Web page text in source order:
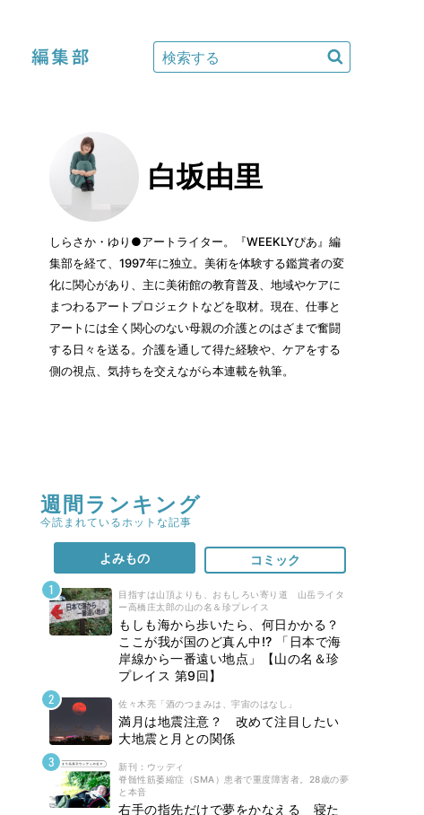
白坂由里
しらさか・ゆり●アートライター。『WEEKLYぴあ』編
集部を経て、1997年に独立。美術を体験する鑑賞者の変
化に関心があり、主に美術館の教育普及、地域やケアに
まつわるアートプロジェクトなどを取材。現在、仕事と
アートには全く関心のない母親の介護とのはざまで奮闘
する日々を送る。介護を通して得た経験や、ケアをする
側の視点、気持ちを交えながら本連載を執筆。
週間ランキング
今読まれているホットな記事
よみもの コミック
目指すは山頂よりも、おもしろい寄り道 山岳ライタ
ー高橋庄太郎の山の名＆珍プレイス
もしも海から歩いたら、何日かかる？
ここが我が国のど真ん中!? 「日本で海
岸線から一番遠い地点」【山の名＆珍
プレイス 第9回】
佐々木亮「酒のつまみは、宇宙のはなし」
満月は地震注意？ 改めて注目したい
大地震と月との関係
新刊 : ウッディ
脊髄性筋萎縮症（SMA）患者で重度障害者。28歳の夢
と本音
右手の指先だけで夢をかなえる 寝た